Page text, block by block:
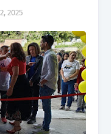
2025